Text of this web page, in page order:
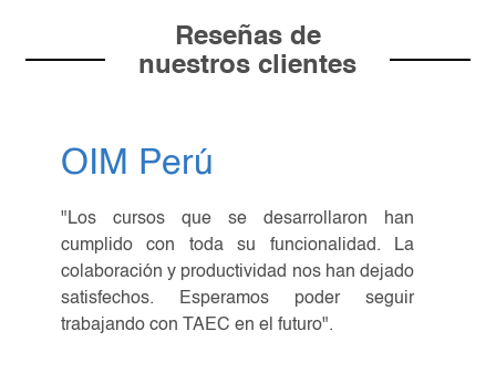
Reseñas de
nuestros clientes
OIM Perú
"Los cursos que se desarrollaron han
cumplido con toda su funcionalidad. La
colaboración y productividad nos han dejado
satisfechos. Esperamos poder seguir
trabajando con TAEC en el futuro".